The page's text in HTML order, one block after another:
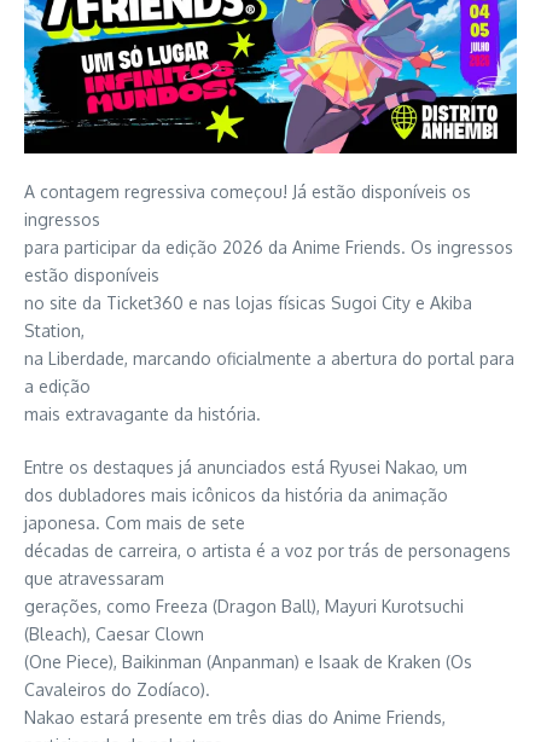
A contagem regressiva começou! Já estão disponíveis os
ingressos
para participar da edição 2026 da Anime Friends. Os ingressos
estão disponíveis
no site da Ticket360 e nas lojas físicas Sugoi City e Akiba
Station,
na Liberdade, marcando oficialmente a abertura do portal para
a edição
mais extravagante da história.
Entre os destaques já anunciados está Ryusei Nakao, um
dos dubladores mais icônicos da história da animação
japonesa. Com mais de sete
décadas de carreira, o artista é a voz por trás de personagens
que atravessaram
gerações, como Freeza (Dragon Ball), Mayuri Kurotsuchi
(Bleach), Caesar Clown
(One Piece), Baikinman (Anpanman) e Isaak de Kraken (Os
Cavaleiros do Zodíaco).
Nakao estará presente em três dias do Anime Friends,